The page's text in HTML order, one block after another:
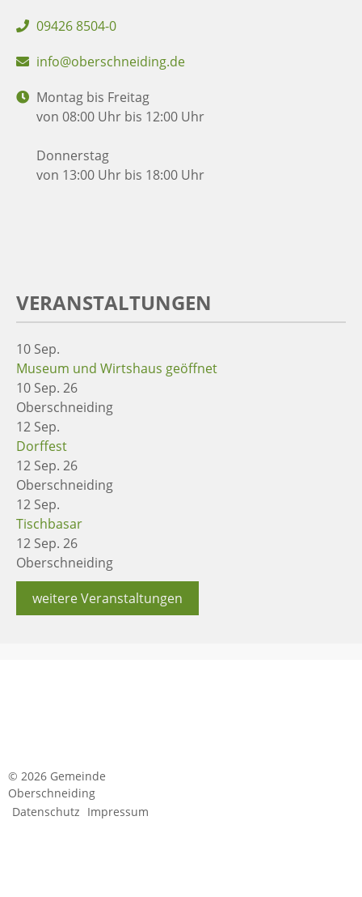
09426 8504-0
info@oberschneiding.de
Montag bis Freitag
von 08:00 Uhr bis 12:00 Uhr
Donnerstag
von 13:00 Uhr bis 18:00 Uhr
VERANSTALTUNGEN
10 Sep.
Museum und Wirtshaus geöffnet
10 Sep. 26
Oberschneiding
12 Sep.
Dorffest
12 Sep. 26
Oberschneiding
12 Sep.
Tischbasar
12 Sep. 26
Oberschneiding
weitere Veranstaltungen
© 2026 Gemeinde
Oberschneiding
Datenschutz Impressum